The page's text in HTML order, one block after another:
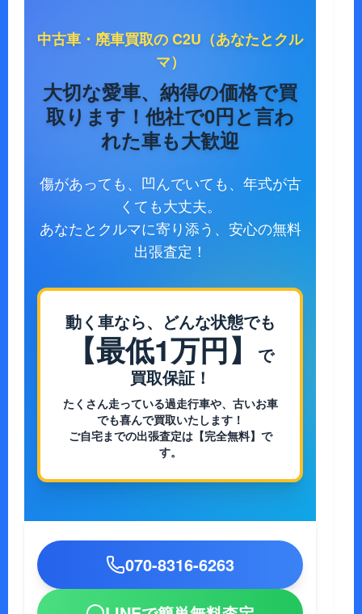
中古車・廃車買取の C2U（あなたとクル
マ）
大切な愛車、納得の価格で買
取ります！他社で0円と言わ
れた車も大歓迎
傷があっても、凹んでいても、年式が古
くても大丈夫。
あなたとクルマに寄り添う、安心の無料
出張査定！
動く車なら、どんな状態でも
【最低1万円】
で
買取保証！
たくさん走っている過走行車や、古いお車
でも喜んで買取いたします！
ご自宅までの出張査定は【完全無料】で
す。
070-8316-6263